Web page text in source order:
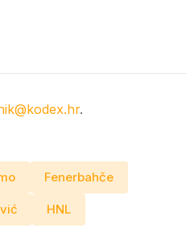
.
Fenerbahče
HNL